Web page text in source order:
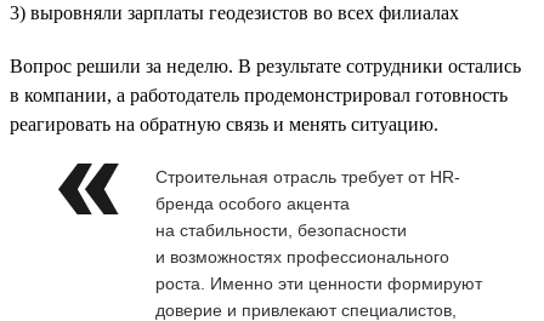
3) выровняли зарплаты геодезистов во всех филиалах
Вопрос решили за неделю. В результате сотрудники остались
в компании, а работодатель продемонстрировал готовность
реагировать на обратную связь и менять ситуацию.
Строительная отрасль требует от HR-
бренда особого акцента
на стабильности, безопасности
и возможностях профессионального
роста. Именно эти ценности формируют
доверие и привлекают специалистов,